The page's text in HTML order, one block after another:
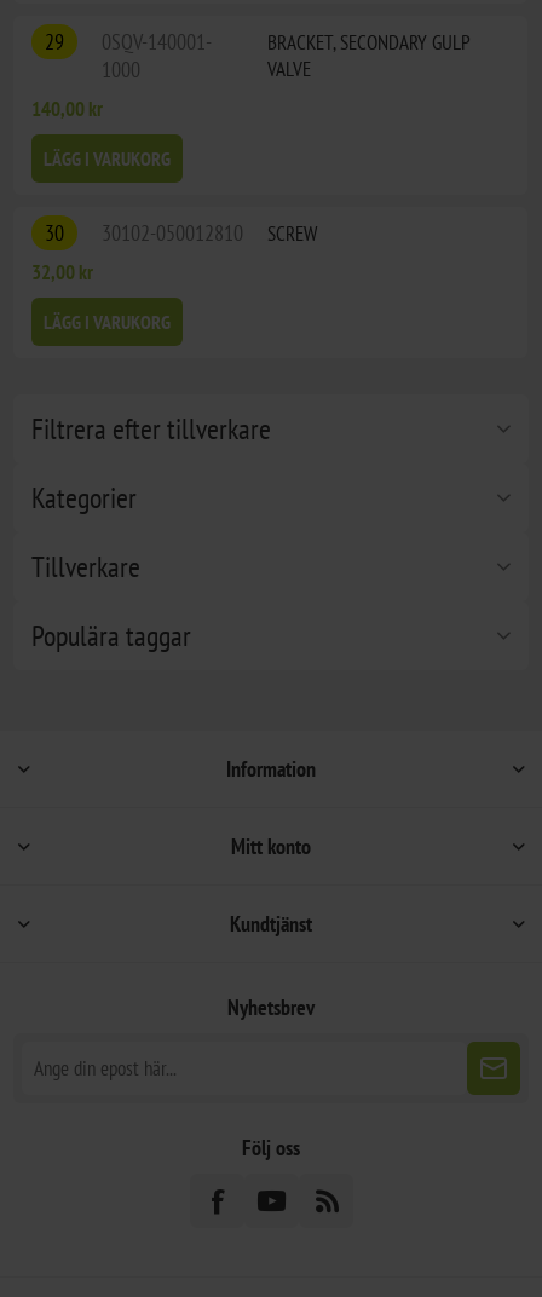
Filtrera efter tillverkare
Kategorier
Tillverkare
Populära taggar
29
0SQV-140001-
1000
BRACKET, SECONDARY GULP
VALVE
140,00 kr
LÄGG I VARUKORG
30 30102-050012810
SCREW
32,00 kr
LÄGG I VARUKORG
Information
Mitt konto
Kundtjänst
Nyhetsbrev
Följ oss